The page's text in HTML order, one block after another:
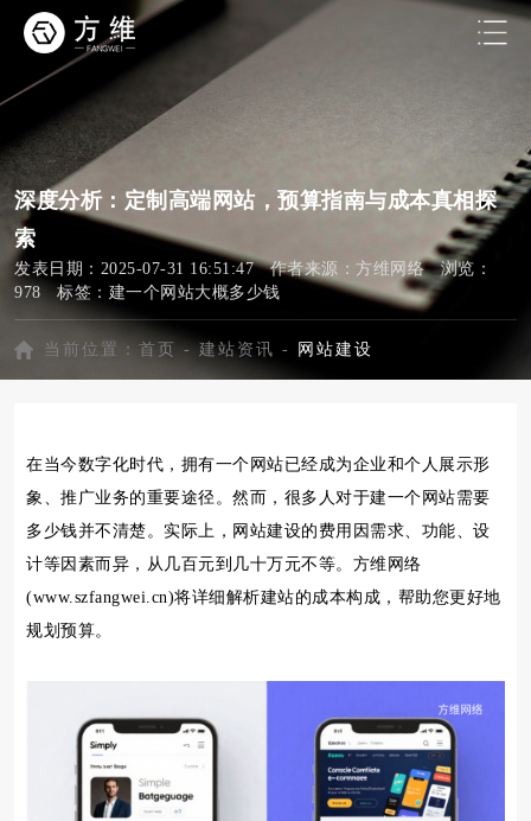
深度分析：定制高端网站，预算指南与成本真相探
索
发表日期：2025-07-31 16:51:47 作者来源：方维网络 浏览：
978 标签： 建一个网站大概多少钱
当前位置： 首页 - 建站资讯 - 网站建设
在当今数字化时代，拥有一个网站已经成为企业和个人展示形
象、推广业务的重要途径。然而，很多人对于建一个网站需要
多少钱并不清楚。实际上，网站建设的费用因需求、功能、设
计等因素而异，从几百元到几十万元不等。方维网络
(www.szfangwei.cn)将详细解析建站的成本构成，帮助您更好地
规划预算。